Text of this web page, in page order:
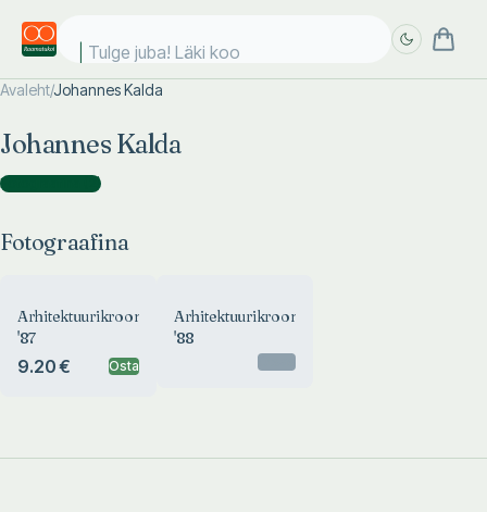
Tulge juba! Läki kool
Avaleht/Johannes Kalda
Johannes Kalda
Fotograafina )
Fotograafina
Arhitektuurikroonika
'87
9.20 € Osta
Arhitektuurikroonika
'88